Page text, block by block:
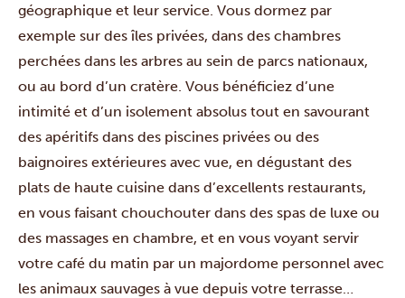
géographique et leur service. Vous dormez par
exemple sur des îles privées, dans des chambres
perchées dans les arbres au sein de parcs nationaux,
ou au bord d’un cratère. Vous bénéficiez d’une
intimité et d’un isolement absolus tout en savourant
des apéritifs dans des piscines privées ou des
baignoires extérieures avec vue, en dégustant des
plats de haute cuisine dans d’excellents restaurants,
en vous faisant chouchouter dans des spas de luxe ou
des massages en chambre, et en vous voyant servir
votre café du matin par un majordome personnel avec
les animaux sauvages à vue depuis votre terrasse…